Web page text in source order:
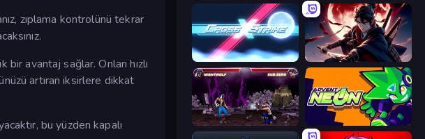
zıplama kontrolünü tekrar
avantaj sağlar. Onları hızlı
artıran iksirlere dikkat
bu yüzden kapalı
Cross Strike Samurai's Shadow
Mortal Kombat Karnage Advent NEON